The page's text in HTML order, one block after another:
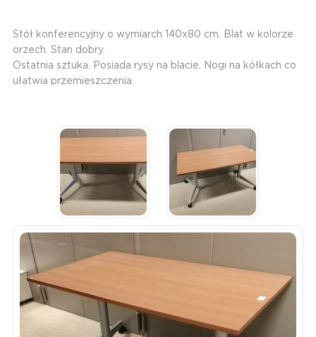
Stół konferencyjny o wymiarch 140x80 cm. Blat w kolorze
orzech. Stan dobry.
Ostatnia sztuka. Posiada rysy na blacie. Nogi na kółkach co
ułatwia przemieszczenia.